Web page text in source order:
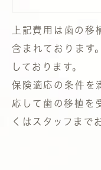
上記費用は歯の
含まれております
しております。
保険適応の条件を
応して歯の移植を
くはスタッフまで